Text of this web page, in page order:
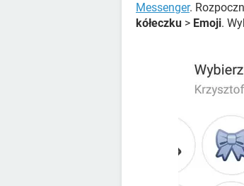
Messenger.
kółeczku > Emoji.